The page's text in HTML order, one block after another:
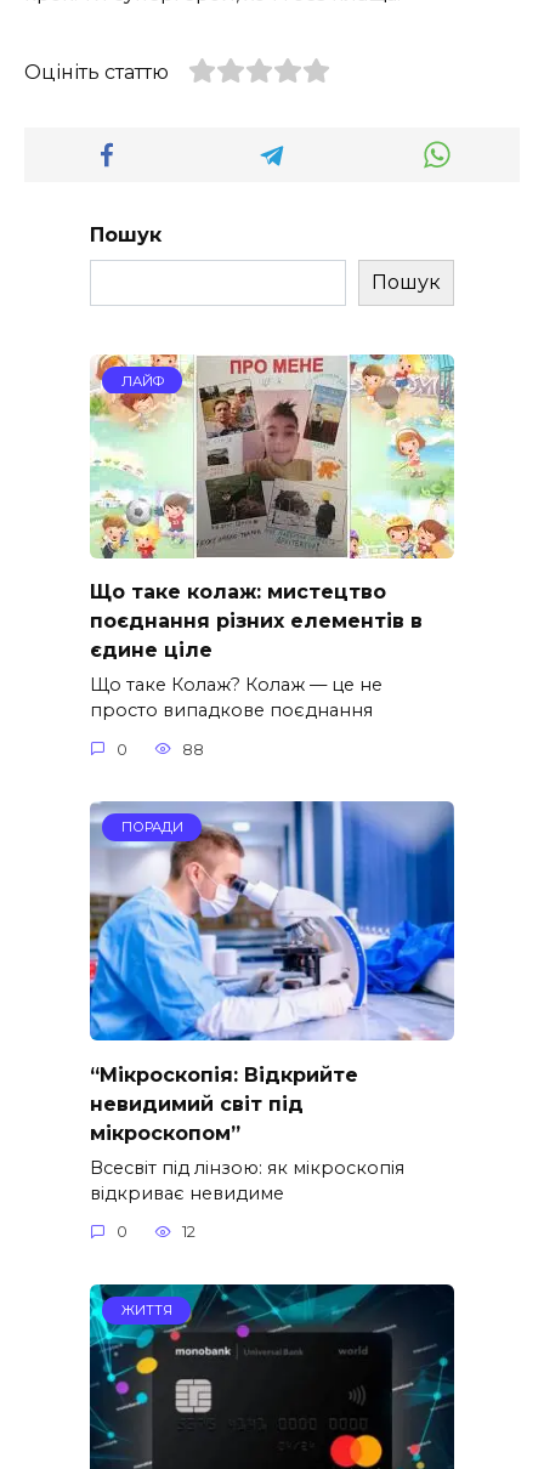
Оцініть статтю
Пошук
Пошук
ЛАЙФ
Що таке колаж: мистецтво
поєднання різних елементів в
єдине ціле
Що таке Колаж? Колаж — це не
просто випадкове поєднання
0 88
ПОРАДИ
“Мікроскопія: Відкрийте
невидимий світ під
мікроскопом”
Всесвіт під лінзою: як мікроскопія
відкриває невидиме
0 12
ЖИТТЯ